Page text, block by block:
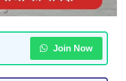
Join Now